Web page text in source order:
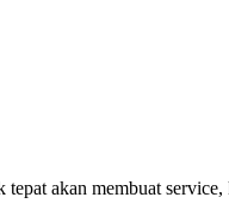
akan membuat